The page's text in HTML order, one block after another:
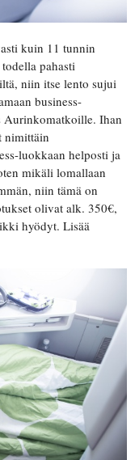
kuin 11 tunnin
pahasti
niin itse lento sujui
business-
Aurinkomatkoille. Ihan
nimittäin
luokkaan helposti ja
mikäli lomallaan
niin tämä on
olivat alk. 350€,
hyödyt. Lisää